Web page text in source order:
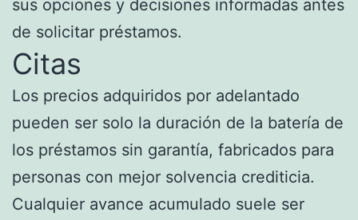
sus opciones y decisiones informadas antes
de solicitar préstamos.
Citas
Los precios adquiridos por adelantado
pueden ser solo la duración de la batería de
los préstamos sin garantía, fabricados para
personas con mejor solvencia crediticia.
Cualquier avance acumulado suele ser